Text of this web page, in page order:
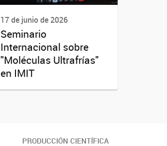
17 de junio de 2026
Seminario
Internacional sobre
"Moléculas Ultrafrías"
en IMIT
PRODUCCIÓN CIENTÍFICA